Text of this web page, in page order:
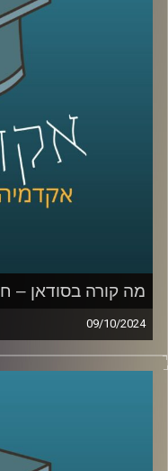
בימים אלו אנו נמצאים
שנים, אז מה קורה שם
לאיזשהי נורמליזציה ?
כדי לדון בדיוק בזה
לאודר לממשל,
לשעבר שגריר ישראל
*הפרק הוקלט לפני
להבין באמת איך הגענו
מה קורה בסודאן –
09/10/2024
נשארה רק בגבולות
שישראלים פחות
נוספת של ישראל